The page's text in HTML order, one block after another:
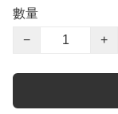
數量
−
+